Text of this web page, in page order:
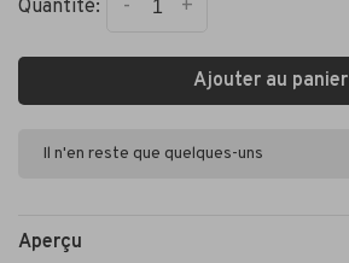
Quantité: +
-
Ajouter au panier
Il n'en reste que quelques-uns
Aperçu